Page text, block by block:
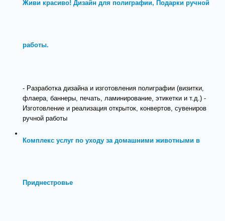
Живи красиво! Дизайн для полиграфии, Подарки ручной
работы.
- Разработка дизайна и изготовления полиграфии (визитки,
флаера, баннеры, печать, ламинирование, этикетки и т.д.) -
Изготовление и реализация открыток, конвертов, сувениров
ручной работы
Комплекс услуг по уходу за домашними животными в
Приднестровье